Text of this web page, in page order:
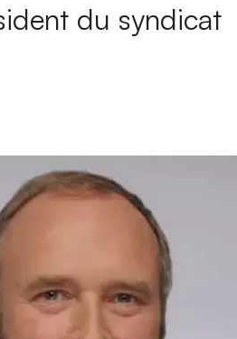
du syndicat